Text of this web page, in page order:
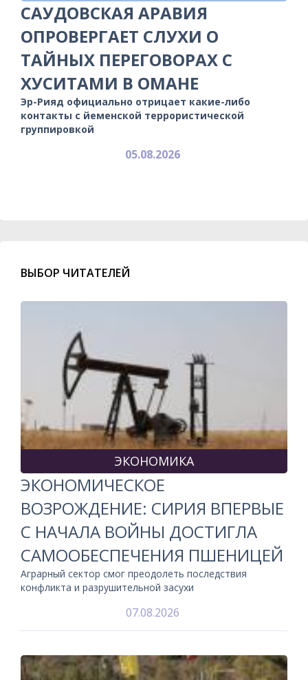
САУДОВСКАЯ АРАВИЯ
ОПРОВЕРГАЕТ СЛУХИ О
ТАЙНЫХ ПЕРЕГОВОРАХ С
ХУСИТАМИ В ОМАНЕ
Эр-Рияд официально отрицает какие-либо
контакты с йеменской террористической
группировкой
05.08.2026
ВЫБОР ЧИТАТЕЛЕЙ
ЭКОНОМИКА
ЭКОНОМИЧЕСКОЕ
ВОЗРОЖДЕНИЕ: СИРИЯ ВПЕРВЫЕ
С НАЧАЛА ВОЙНЫ ДОСТИГЛА
САМООБЕСПЕЧЕНИЯ ПШЕНИЦЕЙ
Аграрный сектор смог преодолеть последствия
конфликта и разрушительной засухи
07.08.2026